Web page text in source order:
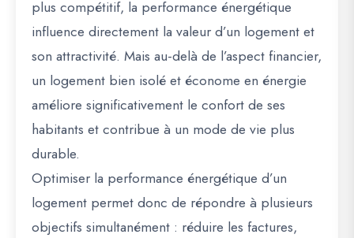
plus compétitif, la performance énergétique
influence directement la valeur d’un logement et
son attractivité. Mais au-delà de l’aspect financier,
un logement bien isolé et économe en énergie
améliore significativement le confort de ses
habitants et contribue à un mode de vie plus
durable.
Optimiser la performance énergétique d’un
logement permet donc de répondre à plusieurs
objectifs simultanément : réduire les factures,